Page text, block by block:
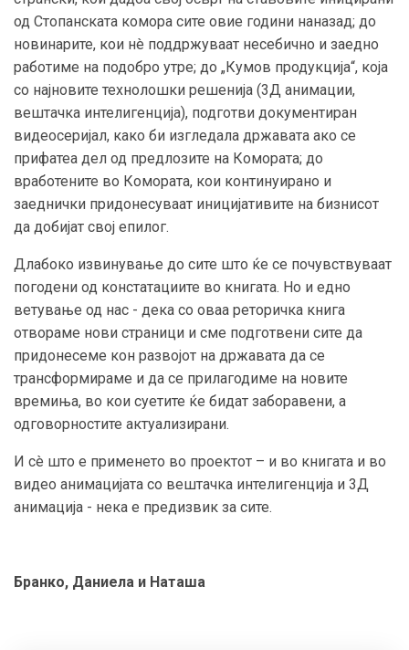
од Стопанската комора сите овие години наназад; до
новинарите, кои нè поддржуваат несебично и заедно
работиме на подобро утре; до „Кумов продукција“, која
со најновите технолошки решенија (3Д анимации,
вештачка интелигенција), подготви документиран
видеосеријал, како би изгледала државата ако се
прифатеа дел од предлозите на Комората; до
вработените во Комората, кои континуирано и
заеднички придонесуваат иницијативите на бизнисот
да добијат свој епилог.
Длабоко извинување до сите што ќе се почувствуваат
погодени од констатациите во книгата. Но и едно
ветување од нас - дека со оваа реторичка книга
отвораме нови страници и сме подготвени сите да
придонесеме кон развојот на државата да се
трансформираме и да се прилагодиме на новите
времиња, во кои суетите ќе бидат заборавени, а
одговорностите актуализирани.
И сè што е применето во проектот – и во книгата и во
видео анимацијата со вештачка интелигенција и 3Д
анимација - нека е предизвик за сите.
Бранко, Даниела и Наташа